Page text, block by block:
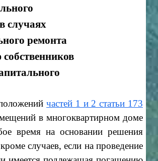
случаях
ремонта
частей 1 и 2 статьи 173
в многоквартирном доме
время на основании решения
случаев, если на проведение